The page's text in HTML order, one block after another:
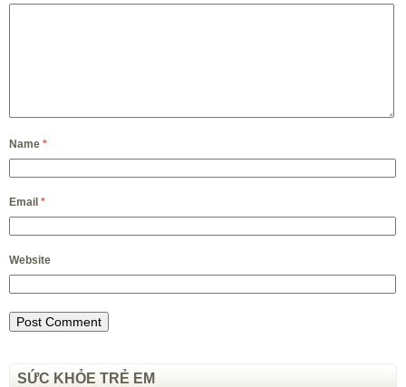
Name *
Email *
Website
SỨC KHỎE TRẺ EM